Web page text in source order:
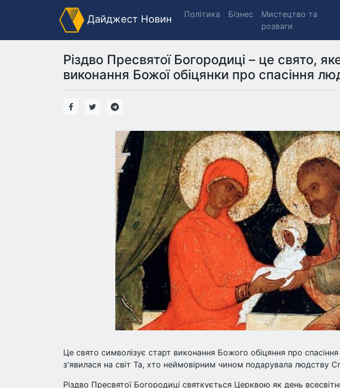
Дайджест Новин Політика Бізнес
Мистецтво та
розваги
Різдво Пресвятої Богородиці – це свято,
виконання Божої обіцянки про спасіння
Це свято символізує старт виконання Божого обіцяння про
з'явилася на світ Та, хто неймовірним чином подарувала людству
Різдво Пресвятої Богородиці святкується Церквою як день